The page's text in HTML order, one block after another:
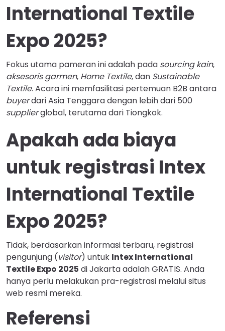
International Textile
Expo 2025?
Fokus utama pameran ini adalah pada sourcing kain,
aksesoris garmen, Home Textile, dan Sustainable
Textile. Acara ini memfasilitasi pertemuan B2B antara
buyerdari Asia Tenggara dengan lebih dari 500
supplierglobal, terutama dari Tiongkok.
Apakah ada biaya
untuk registrasi Intex
International Textile
Expo 2025?
Tidak, berdasarkan informasi terbaru, registrasi
pengunjung (visitor) untuk Intex International
Textile Expo 2025 di Jakarta adalah GRATIS. Anda
hanya perlu melakukan pra-registrasi melalui situs
web resmi mereka.
Referensi